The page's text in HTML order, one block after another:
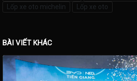
Lốp xe oto michelin
Lốp xe oto
BÀI VIẾT KHÁC